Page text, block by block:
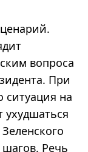
вопроса
При
ситуация на
Речь